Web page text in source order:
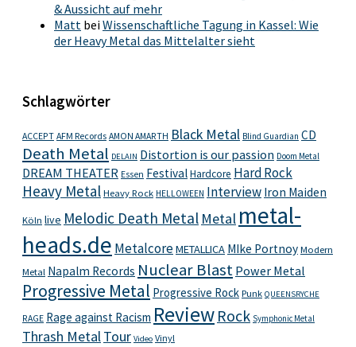
& Aussicht auf mehr
Matt beiWissenschaftliche Tagung in Kassel: Wie
der Heavy Metal das Mittelalter sieht
Schlagwörter
ACCEPT AFM Records AMON AMARTH Black Metal Blind Guardian CD
Death Metal DELAIN Distortion is our passion Doom Metal
DREAM THEATER Essen FestivalHardcore Hard Rock
Heavy Metal Heavy Rock HELLOWEEN Interview Iron Maiden
Köln live Melodic Death Metal Metal metal-
heads.de MetalcoreMETALLICA MIke Portnoy Modern
Metal Napalm Records Nuclear Blast Power Metal
Progressive Metal Progressive Rock Punk QUEENSRYCHE
RAGE Rage against Racism Review Rock Symphonic Metal
Thrash MetalTour Video Vinyl